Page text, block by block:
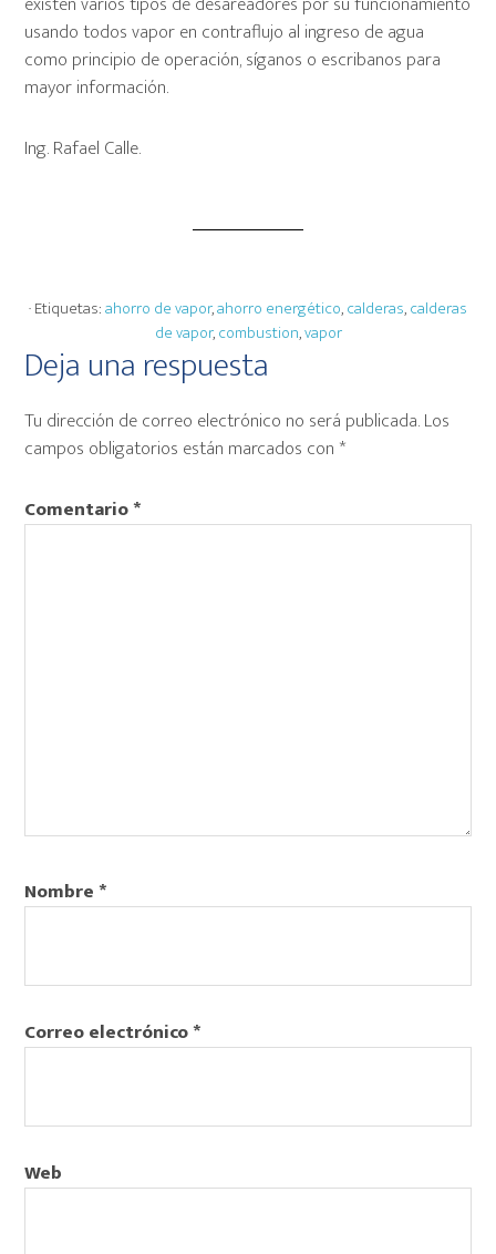
usando todos vapor en contraflujo al ingreso de agua
como principio de operación, síganos o escribanos para
mayor información.
Ing. Rafael Calle.
· Etiquetas:ahorro de vapor,ahorro energético,calderas,calderas
de vapor,combustion,vapor
Interacciones
con
los
lectores
Deja una respuesta
Tu dirección de correo electrónico no será publicada.Los
campos obligatorios están marcados con *
Comentario*
Nombre*
Correo electrónico*
Web